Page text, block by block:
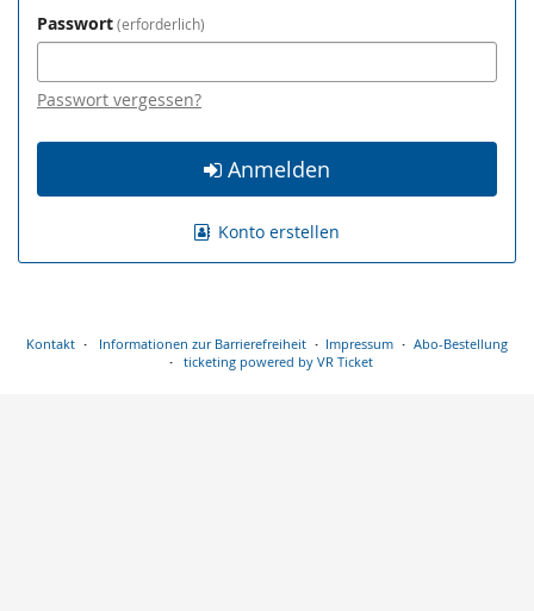
Passwort erforderlich
Passwort vergessen?
Anmelden
Konto erstellen
Kontakt Informationen zur Barrierefreiheit Impressum
Abo-Bestellung
ticketing powered by VR Ticket